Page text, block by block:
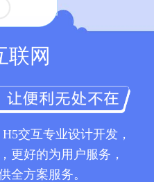
联网
交互专业设计开发，
更好的为用户服务，
全方案服务。